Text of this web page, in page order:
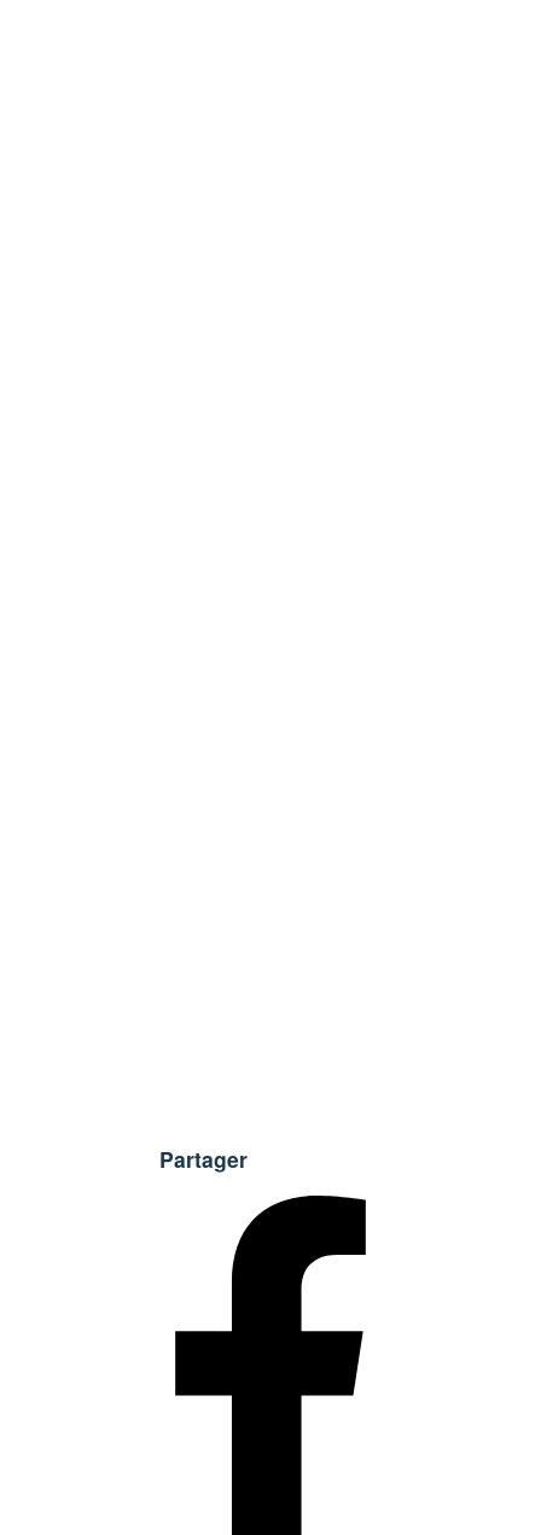
Partager